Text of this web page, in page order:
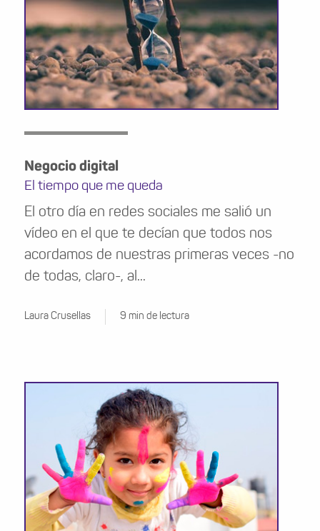
Negocio digital
El tiempo que me queda
El otro día en redes sociales me salió un
vídeo en el que te decían que todos nos
acordamos de nuestras primeras veces -no
de todas, claro-, al...
Laura Crusellas 9 min de lectura